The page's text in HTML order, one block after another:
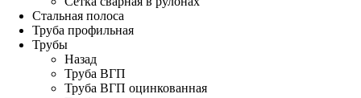
Стальная полоса
Труба профильная
Трубы
Назад
Труба ВГП
Труба ВГП оцинкованная